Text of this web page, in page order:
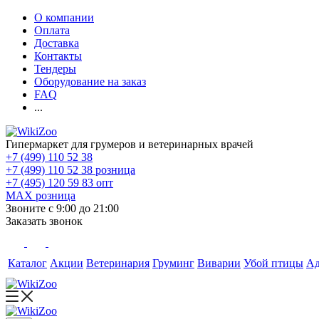
О компании
Оплата
Доставка
Контакты
Тендеры
Оборудование на заказ
FAQ
...
Гипермаркет для грумеров и ветеринарных врачей
+7 (499) 110 52 38
+7 (499) 110 52 38 розница
+7 (495) 120 59 83 опт
MAX розница
Звоните с 9:00 до 21:00
Заказать звонок
Каталог Акции Ветеринария Груминг Виварии Убой птицы